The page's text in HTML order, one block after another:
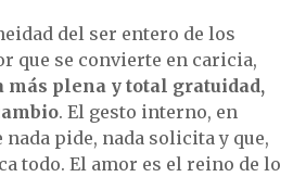
del ser entero de los
que se convierte en caricia,
más plena y total gratuidad,
. El gesto interno, en
nada pide, nada solicita y que,
todo. El amor es el reino de lo